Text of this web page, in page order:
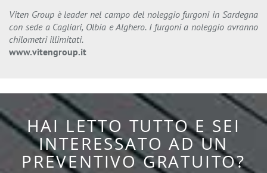
Viten Group è leader nel campo del noleggio furgoni in Sardegna
con sede a Cagliari, Olbia e Alghero. I furgoni a noleggio avranno
chilometri illimitati.
www.vitengroup.it
HAI LETTO TUTTO E SEI
INTERESSATO AD UN
PREVENTIVO GRATUITO?